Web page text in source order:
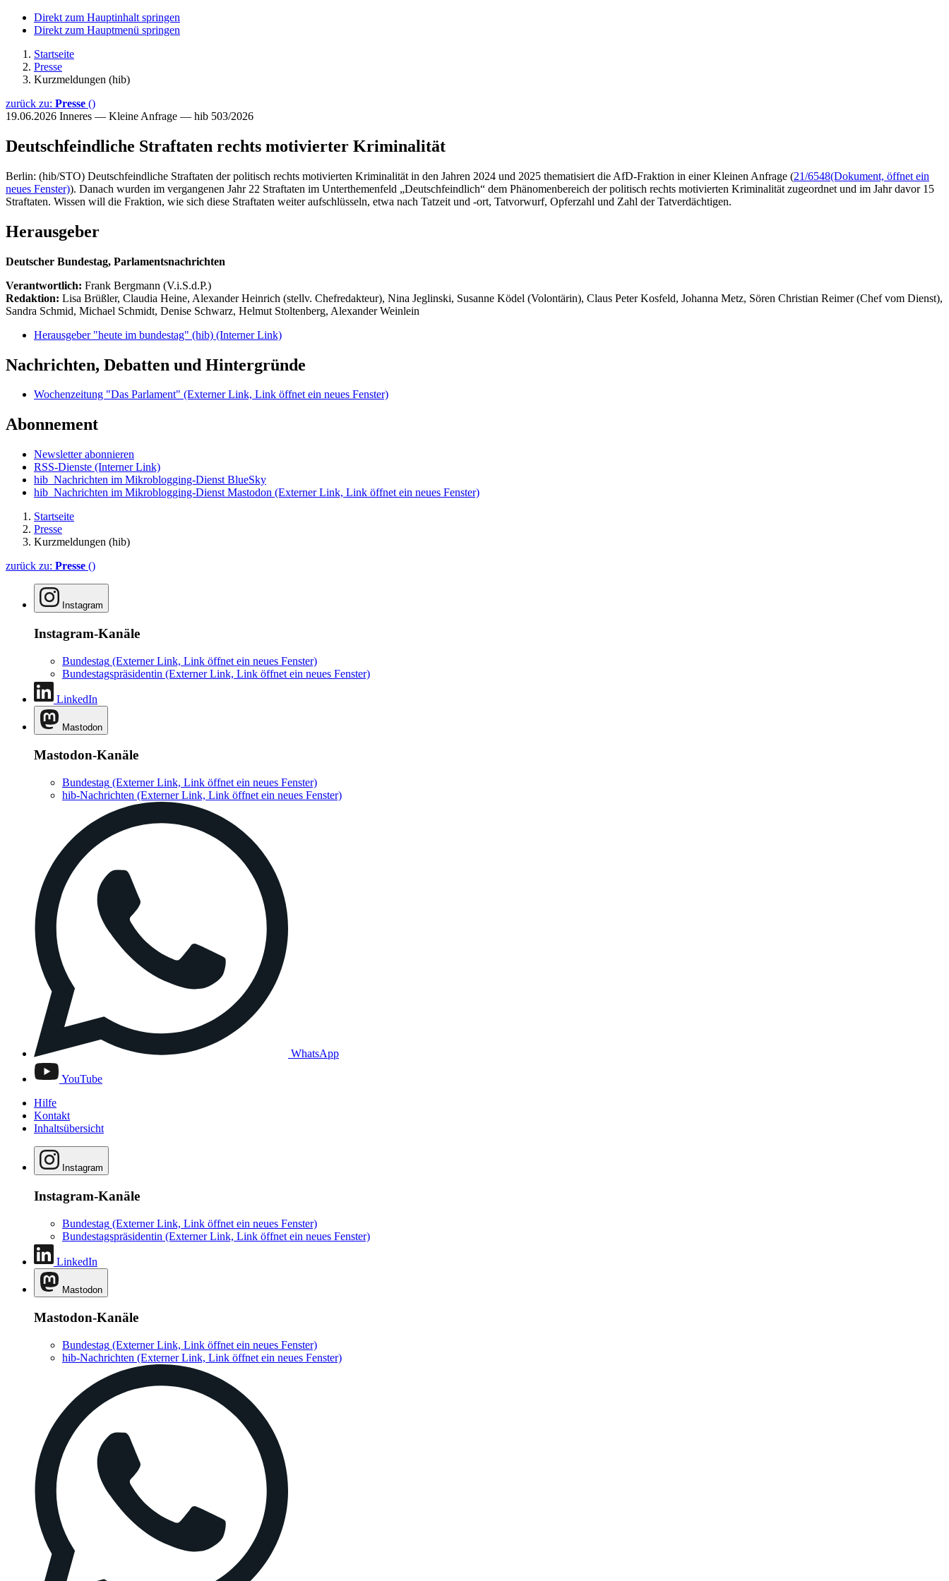
Direkt zum Hauptinhalt springen
Direkt zum Hauptmenü springen
Startseite
Presse
Kurzmeldungen (hib)
zurück zu: Presse ()
19.06.2026 Inneres — Kleine Anfrage — hib 503/2026
Deutschfeindliche Straftaten rechts motivierter Kriminalität
Berlin: (hib/STO) Deutschfeindliche Straftaten der politisch rechts motivierten Kriminalität in den Jahren 2024 und 2025 thematisiert die AfD-Fraktion in einer Kleinen Anfrage (21/6548(Dokument, öffnet ein
neues Fenster)). Danach wurden im vergangenen Jahr 22 Straftaten im Unterthemenfeld „Deutschfeindlich“ dem Phänomenbereich der politisch rechts motivierten Kriminalität zugeordnet und im Jahr davor 15
Straftaten. Wissen will die Fraktion, wie sich diese Straftaten weiter aufschlüsseln, etwa nach Tatzeit und -ort, Tatvorwurf, Opferzahl und Zahl der Tatverdächtigen.
Herausgeber
Deutscher Bundestag, Parlamentsnachrichten
Verantwortlich: Frank Bergmann (V.i.S.d.P.)
Redaktion: Lisa Brüßler, Claudia Heine, Alexander Heinrich (stellv. Chefredakteur), Nina Jeglinski, Susanne Ködel (Volontärin), Claus Peter Kosfeld, Johanna Metz, Sören Christian Reimer (Chef vom Dienst),
Sandra Schmid, Michael Schmidt, Denise Schwarz, Helmut Stoltenberg, Alexander Weinlein
Herausgeber "heute im bundestag" (hib) (Interner Link)
Nachrichten, Debatten und Hintergründe
Wochenzeitung "Das Parlament" (Externer Link, Link öffnet ein neues Fenster)
Abonnement
Newsletter abonnieren
RSS-Dienste (Interner Link)
hib_Nachrichten im Mikroblogging-Dienst BlueSky
hib_Nachrichten im Mikroblogging-Dienst Mastodon (Externer Link, Link öffnet ein neues Fenster)
Startseite
Presse
Kurzmeldungen (hib)
zurück zu: Presse ()
Instagram
Instagram-Kanäle
Bundestag (Externer Link, Link öffnet ein neues Fenster)
Bundestagspräsidentin (Externer Link, Link öffnet ein neues Fenster)
LinkedIn
Mastodon
Mastodon-Kanäle
Bundestag (Externer Link, Link öffnet ein neues Fenster)
hib-Nachrichten (Externer Link, Link öffnet ein neues Fenster)
WhatsApp
YouTube
Hilfe
Kontakt
Inhaltsübersicht
Instagram
Instagram-Kanäle
Bundestag (Externer Link, Link öffnet ein neues Fenster)
Bundestagspräsidentin (Externer Link, Link öffnet ein neues Fenster)
LinkedIn
Mastodon
Mastodon-Kanäle
Bundestag (Externer Link, Link öffnet ein neues Fenster)
hib-Nachrichten (Externer Link, Link öffnet ein neues Fenster)